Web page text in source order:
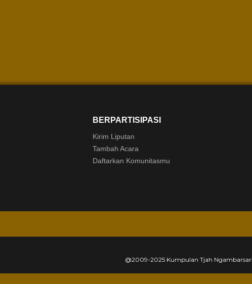
BERPARTISIPASI
Kirim Liputan
Tambah Acara
Daftarkan Komunitasmu
@2009-2025 Kumpulan Tjah Ngambarsari